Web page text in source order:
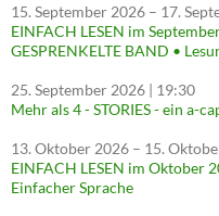
15. September 2026 – 17.
EINFACH LESEN im
GESPRENKELTE BAND •
25. September 2026 | 19:30
Mehr als 4 - STORIES - ein a-
13. Oktober 2026 – 15.
EINFACH LESEN im Oktober
Einfacher Sprache